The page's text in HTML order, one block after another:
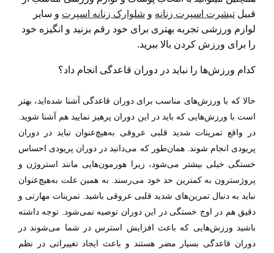
قبیل تیشرت اسپرت زنانه و شلوارک زنانه اسپرت و سایر
لوازم ورزشی تجربه بهتری برای خود رقم بزنید و انگیزه خود
را برای ورزش کردن بالا ببرید.
کدام ورزش‌ها را نباید در دوران قاعدگی انجام داد؟
حالا که با ورزش‌های مناسب برای دوران قاعدگی آشنا شده‌اید، بهتر
است با ورزش‌هایی که باید در این دوران پرهیز نمایید هم آشنا شوید.
در واقع تمرینات شدید قلبی عروقی به‌هیچ‌عنوان نباید در دوران
پریودی انجام شوند. همان‌طور که می‌دانید در دوران پریودی احساس
خستگی خیلی بیشتر می‌شود، زیرا هورمون‌هایی مانند استروژن و
پروژسترون به کمترین حد خود می‌رسند. به همین علت به‌هیچ‌عنوان
نباید به دنبال تمرین‌های شدید قلبی عروقی باشید. تمرینات مهارتی و
دقیق هم در اوج خستگی در این دوران توصیه نمی‌شود. توجه داشته
باشید ورزش‌هایی که باعث افزایش استرس در شما می‌شوند در
دوران قاعدگی بسیار مضر هستند و باعث ایجاد تغییراتی در نظم